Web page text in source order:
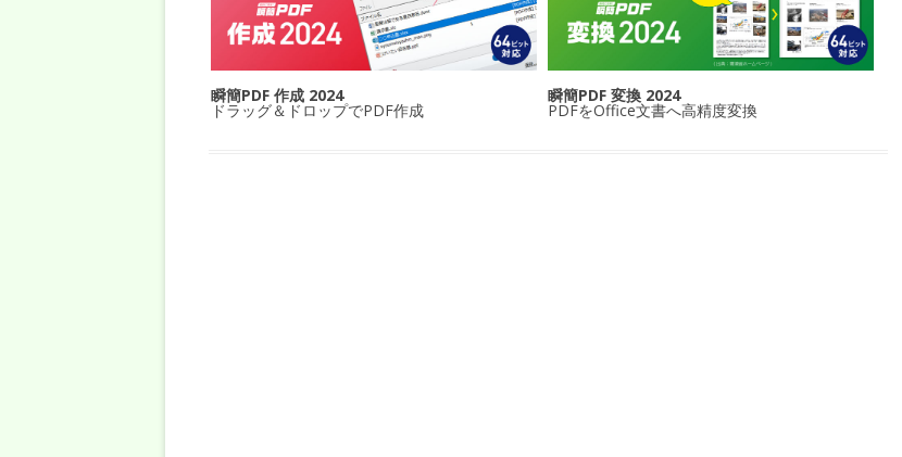
瞬簡PDF 作成 2024
ドラッグ＆ドロップでPDF作成
瞬簡PDF 変換 2024
PDFをOffice文書へ高精度変換